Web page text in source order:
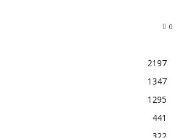
0
2197
1347
1295
441